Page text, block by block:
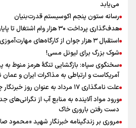
رسانه به ویژه ورزشی نویسان هستیم
پرسپولیس امشب سه رونمایی دارد+ عکس
می‌یابد
رسانه ستون پنجم اکوسیستم قدرت‌بنیان
هدف‌گذاری پرداخت ۳۰ هزار وام اشتغال تا پایان سال
استقبال ۳ هزار جوان از کارگاه‌های مهارت‌آموزی در ۲۵۰ شهرستان کشور
شوک بزرگ برای لیونل مسی!
سخنگوی سپاه: بازگشایی تنگۀ هرمز منوط به
آمریکاست و ارتباطی به مذاکرات ایران و عمان
علت نامگذاری ۱۷ مرداد به عنوان روز خبرنگار چیست؟
ورود مواد آلاینده به منابع آب از
دست رفتن باروری خاک
مروری بر زندگینامه خبرنگار شهید «محمود